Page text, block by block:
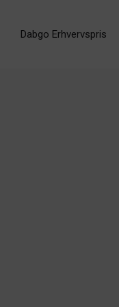
Dabgo Erhvervspris